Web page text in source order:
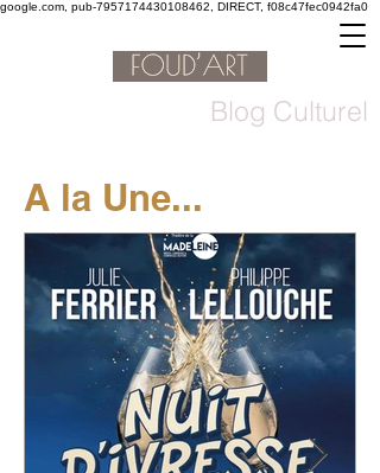
google.com, pub-7957174430108462, DIRECT, f08c47fec0942fa0
Blog Culturel
A la Une...